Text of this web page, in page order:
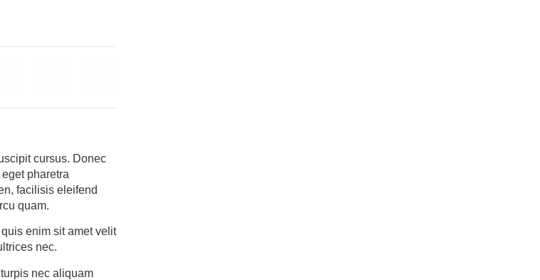
cursus. Donec
pharetra
facilisis eleifend
quam.
enim sit amet velit
nec.
nec aliquam